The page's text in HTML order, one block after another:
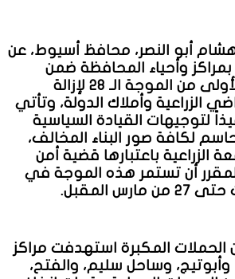
هشام أبو النصر، محافظ أسيوط، عن
إزالة بمراكز وأحياء المحافظة ضمن
فاعليات المرحلة الأولى من الموجة الـ 28 لإزالة
الزراعية وأملاك الدولة، وتأتي
لتوجيهات القيادة السياسية
لكافة صور البناء المخالف،
الزراعية باعتبارها قضية أمن
أن تستمر هذه الموجة في
المقبل.
الحملات المكبرة استهدفت مراكز
وأبوتيج، وساحل سليم، والفتح،